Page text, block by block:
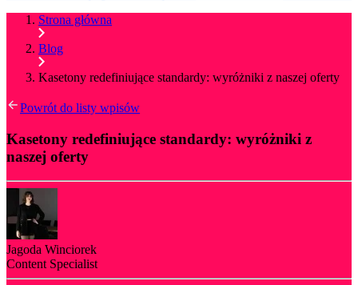
Strona główna
Blog
Kasetony redefiniujące standardy: wyróżniki z naszej oferty
Powrót do listy wpisów
Kasetony redefiniujące standardy: wyróżniki z
naszej oferty
Jagoda Winciorek
Content Specialist